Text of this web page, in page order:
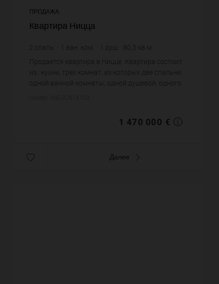
ПРОДАЖА
Квартира Ницца
2 спаль. ван. ком. душ 80,5 кв.м.
Продается квартира в Ницце. Квартира состоит
из : кухни, трех комнат, из которых две спальни,
одной ванной комнаты, одной душевой, одного
1 470 000 €
Далее